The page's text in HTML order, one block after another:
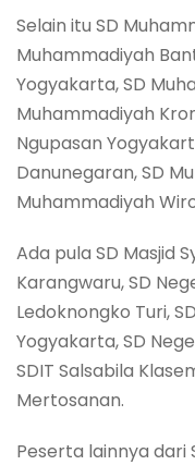
Selain itu SD
Muhammadiyah
Yogyakarta, SD
Muhammadiyah
Ngupasan
Danunegaran, SD
Muhammadiyah
Ada pula SD Masjid
Karangwaru, SD
Ledoknongko Turi,
Yogyakarta, SD
SDIT Salsabila
Mertosanan.
Peserta lainnya dari